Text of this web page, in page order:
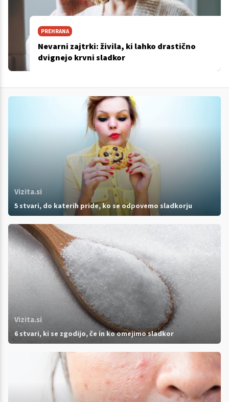
PREHRANA
Nevarni zajtrki: živila, ki lahko drastično
dvignejo krvni sladkor
Vizita.si
5 stvari, do katerih pride, ko se odpovemo sladkorju
Vizita.si
6 stvari, ki se zgodijo, če in ko omejimo sladkor